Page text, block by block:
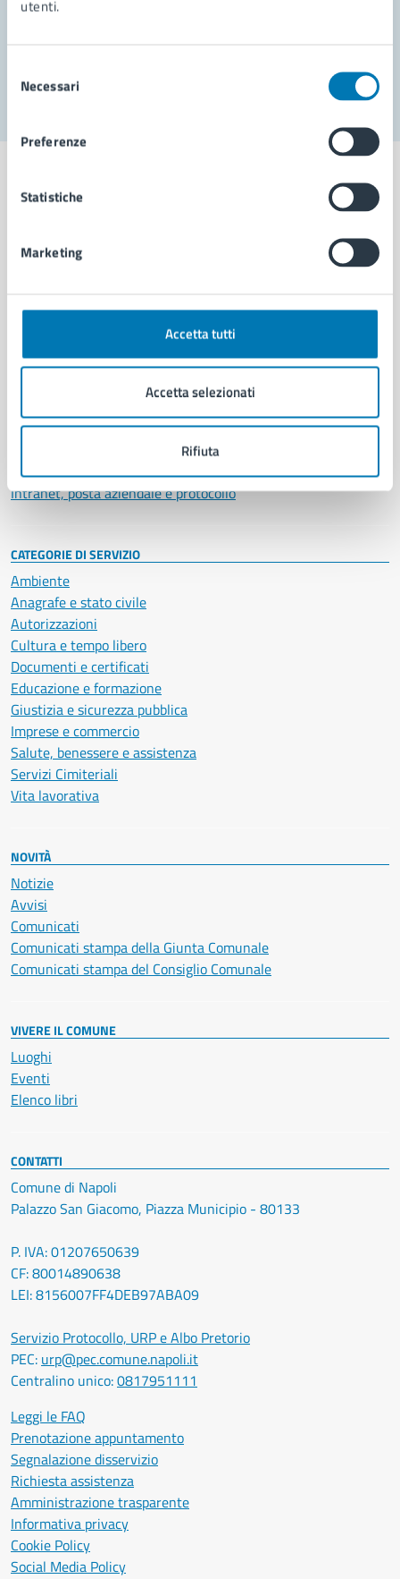
utenti.
delNecessari
Preferenze
Statistiche
Marketing
Accetta tutti
Accetta selezionati
Rifiuta
Municipalità
Politici
Documenti e dati
Intranet, posta aziendale e protocollo
CATEGORIE DI SERVIZIO
Ambiente
Anagrafe e stato civile
Autorizzazioni
Cultura e tempo libero
Documenti e certificati
Educazione e formazione
Giustizia e sicurezza pubblica
Imprese e commercio
Salute, benessere e assistenza
Servizi Cimiteriali
Vita lavorativa
NOVITÀ
Notizie
Avvisi
Comunicati
Comunicati stampa della Giunta Comunale
Comunicati stampa del Consiglio Comunale
VIVERE IL COMUNE
Luoghi
Eventi
Elenco libri
CONTATTI
Comune di Napoli
Palazzo San Giacomo, Piazza Municipio - 80133
P. IVA: 01207650639
CF: 80014890638
LEI: 8156007FF4DEB97ABA09
Servizio Protocollo, URP e Albo Pretorio
PEC: urp@pec.comune.napoli.it
Centralino unico:0817951111
Leggi le FAQ
Prenotazione appuntamento
Segnalazione disservizio
Richiesta assistenza
Amministrazione trasparente
Informativa privacy
Cookie Policy
Social Media Policy